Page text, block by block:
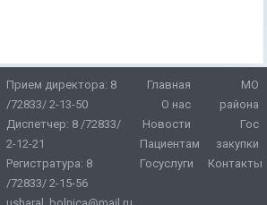
Прием директора: 8
/72833/ 2-13-50
Диспетчер: 8 /72833/
2-12-21
Регистратура: 8
/72833/ 2-15-56
Главная
О нас
Новости
Пациентам
Госуслуги
МО
района
Гос
закупки
Контакты